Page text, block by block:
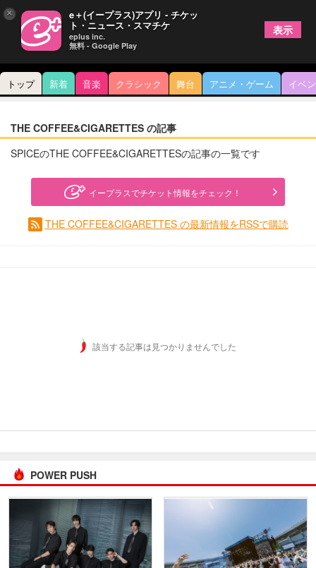
トップ 新着 音楽 クラシック 舞台 アニメ・ゲーム イベ
THE COFFEE&CIGARETTES の記事
SPICEのTHE COFFEE&CIGARETTESの記事の一覧です
イープラスでチケット情報をチェック！
THE COFFEE&CIGARETTES の最新情報をRSSで購読
該当する記事は見つかりませんでした
POWER PUSH
× e＋(イープラス)アプリ - チケッ
ト・ニュース・スマチケ
eplus inc.
無料 - Google Play
表示